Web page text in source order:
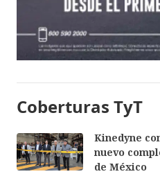
Coberturas TyT
Kinedyne
nuevo
de México